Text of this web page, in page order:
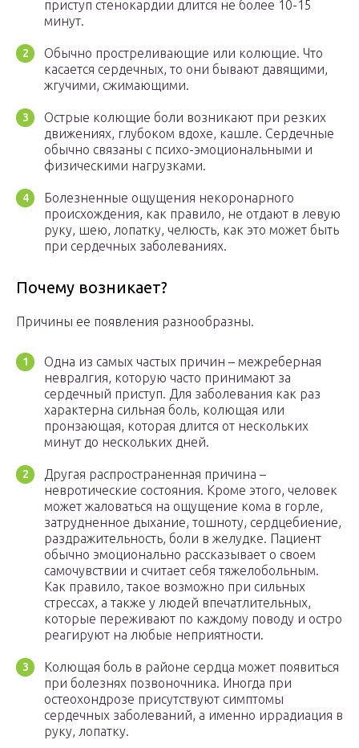
приступ стенокардии длится не более 10-15
минут.
Обычно простреливающие или колющие. Что
касается сердечных, то они бывают давящими,
жгучими, сжимающими.
Острые колющие боли возникают при резких
движениях, глубоком вдохе, кашле. Сердечные
обычно связаны с психо-эмоциональными и
физическими нагрузками.
Болезненные ощущения некоронарного
происхождения, как правило, не отдают в левую
руку, шею, лопатку, челюсть, как это может быть
при сердечных заболеваниях.
Почему возникает?
Причины ее появления разнообразны.
Одна из самых частых причин – межреберная
невралгия, которую часто принимают за
сердечный приступ. Для заболевания как раз
характерна сильная боль, колющая или
пронзающая, которая длится от нескольких
минут до нескольких дней.
Другая распространенная причина –
невротические состояния. Кроме этого, человек
может жаловаться на ощущение кома в горле,
затрудненное дыхание, тошноту, сердцебиение,
раздражительность, боли в желудке. Пациент
обычно эмоционально рассказывает о своем
самочувствии и считает себя тяжелобольным.
Как правило, такое возможно при сильных
стрессах, а также у людей впечатлительных,
которые переживают по каждому поводу и остро
реагируют на любые неприятности.
Колющая боль в районе сердца может появиться
при болезнях позвоночника. Иногда при
остеохондрозе присутствуют симптомы
сердечных заболеваний, а именно иррадиация в
руку, лопатку.